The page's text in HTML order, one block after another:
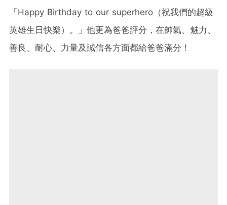
「Happy Birthday to our superhero（祝我們的超級
英雄生日快樂）。」他更為爸爸評分，在帥氣、魅力、
善良、耐心、力量及誠信各方面都給爸爸滿分！